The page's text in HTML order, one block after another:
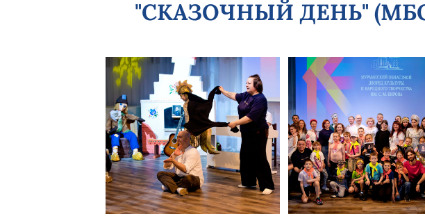
"СКАЗОЧНЫЙ ДЕНЬ"